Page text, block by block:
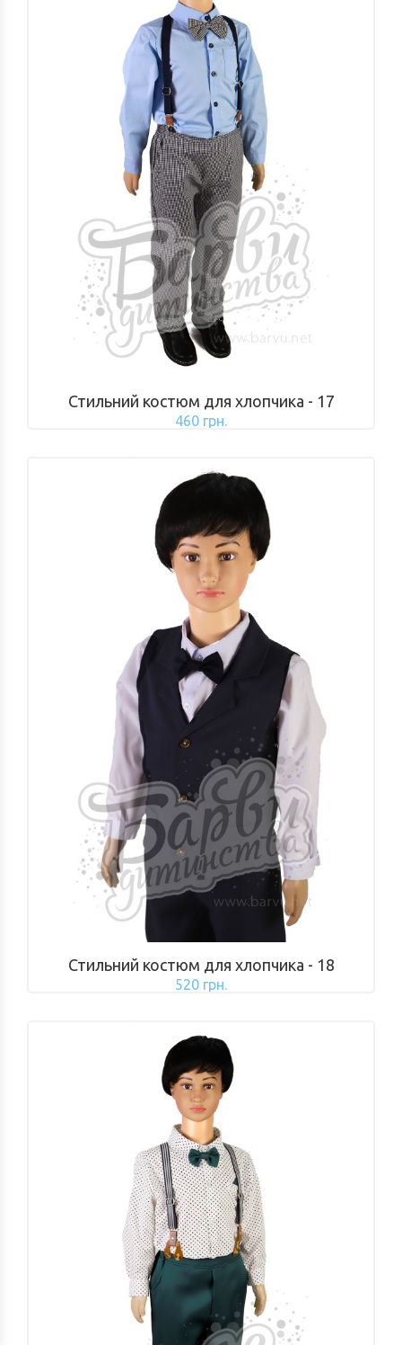
Стильний костюм для хлопчика - 17
460 грн.
Стильний костюм для хлопчика - 18
520 грн.